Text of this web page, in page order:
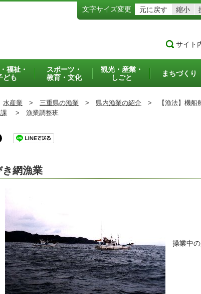
文字サイズ変更 元に戻す 縮小
サイト
福祉・
ども
スポーツ・
教育・文化
観光・産業・
しごと
まちづくり
水産業 > 三重県の漁業 > 県内漁業の紹介 > 【漁法】機船
> 漁業調整班
網漁業
操業中